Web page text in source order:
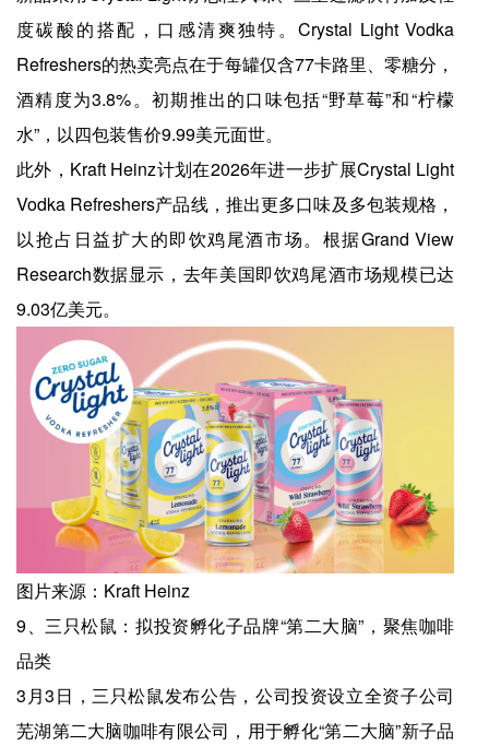
度碳酸的搭配，口感清爽独特。Crystal Light Vodka
Refreshers的热卖亮点在于每罐仅含77卡路里、零糖分，
酒精度为3.8%。初期推出的口味包括“野草莓”和“柠檬
水”，以四包装售价9.99美元面世。
此外，Kraft Heinz计划在2026年进一步扩展Crystal Light
Vodka Refreshers产品线，推出更多口味及多包装规格，
以抢占日益扩大的即饮鸡尾酒市场。根据Grand View
Research数据显示，去年美国即饮鸡尾酒市场规模已达
9.03亿美元。
图片来源：Kraft Heinz
9、三只松鼠：拟投资孵化子品牌“第二大脑”，聚焦咖啡
品类
3月3日，三只松鼠发布公告，公司投资设立全资子公司
芜湖第二大脑咖啡有限公司，用于孵化“第二大脑”新子品